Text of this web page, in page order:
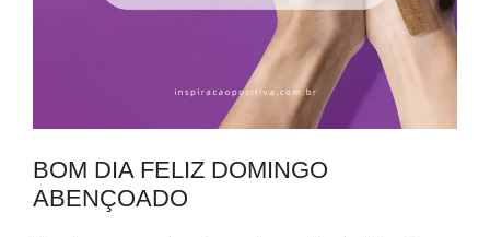
BOM DIA FELIZ DOMINGO
ABENÇOADO